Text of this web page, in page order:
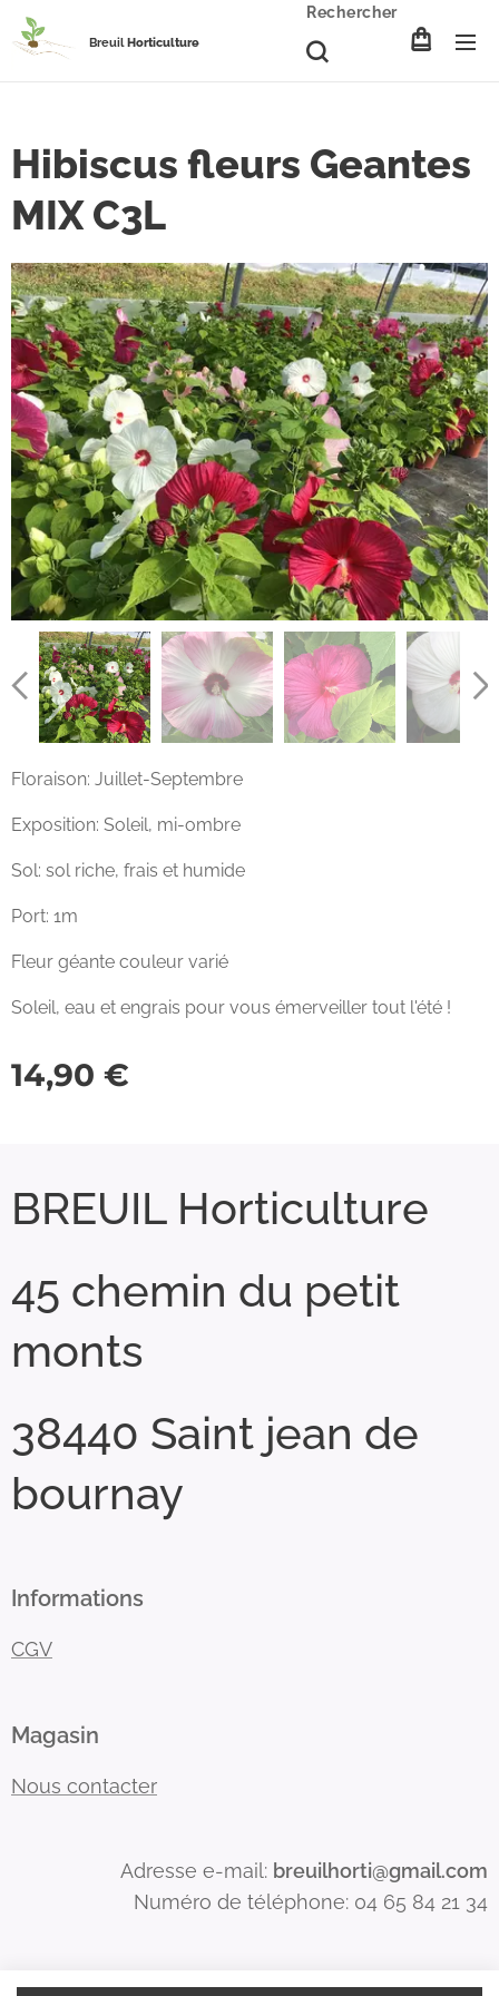
BreuilHorticulture
Rechercher
Hibiscus fleurs Geantes
MIX C3L
Floraison: Juillet-Septembre
Exposition: Soleil, mi-ombre
Sol: sol riche, frais et humide
Port: 1m
Fleur géante couleur varié
Soleil, eau et engrais pour vous émerveiller tout l'été !
14,90 €
BREUIL Horticulture
45 chemin du petit
monts
38440 Saint jean de
bournay
Informations
CGV
Magasin
Nous contacter
Adresse e-mail: breuilhorti@gmail.com
Numéro de téléphone: 04 65 84 21 34